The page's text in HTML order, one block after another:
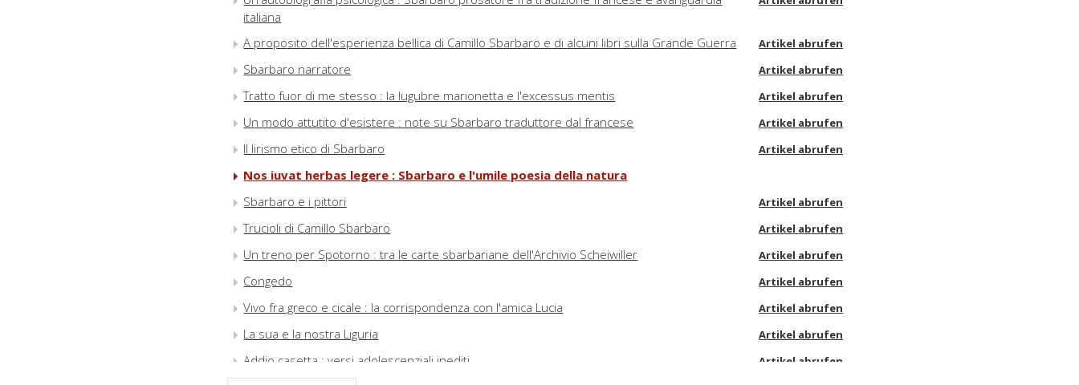
italiana
A proposito dell'esperienza bellica di Camillo Sbarbaro e di alcuni libri sulla Grande Guerra Artikel abrufen
Sbarbaro narratore Artikel abrufen
Tratto fuor di me stesso : la lugubre marionetta e l'excessus mentis Artikel abrufen
Un modo attutito d'esistere : note su Sbarbaro traduttore dal francese Artikel abrufen
Il lirismo etico di Sbarbaro Artikel abrufen
Nos iuvat herbas legere : Sbarbaro e l'umile poesia della natura
Sbarbaro e i pittori
Artikel abrufen
Trucioli di Camillo Sbarbaro Artikel abrufen
Un treno per Spotorno : tra le carte sbarbariane dell'Archivio Scheiwiller Artikel abrufen
Congedo Artikel abrufen
Vivo fra greco e cicale : la corrispondenza con l'amica Lucia Artikel abrufen
La sua e la nostra Liguria Artikel abrufen
Addio casetta : versi adolescenziali inediti Artikel abrufen